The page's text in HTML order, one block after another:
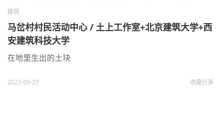
建筑
马岔村村民活动中心 / 土上工作室+北京建筑大学+西
安建筑科技大学
在地里生出的土块
2022-09-27 收藏分享